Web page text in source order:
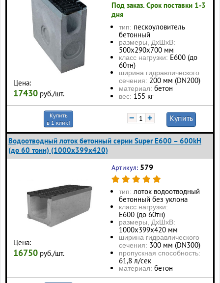
Цена:
17430 руб./шт.
Под заказ. Срок поставки 1-3
дня
тип: пескоуловитель
бетонный
размеры, ДхШхВ:
500x290x700 мм
класс нагрузки: Е600 (до
60тн)
ширина гидравлического
сечения: 200 мм (DN200)
материал: бетон
вес: 155 кг
Купить
в 1 клик!
− + Купить
Водоотводный лоток бетонный серии Super Е600 – 600kH
(до 60 тонн) (1000x399x420)
Цена:
16750 руб./шт.
Артикул: 579
тип: лоток водоотводный
бетонный без уклона
класс нагрузки:
Е600 (до 60тн)
размеры, ДхШхВ:
1000х399х420 мм
ширина гидравлического
сечения: 300 мм (DN300)
пропускная способность:
61,8 л/сек
материал: бетон